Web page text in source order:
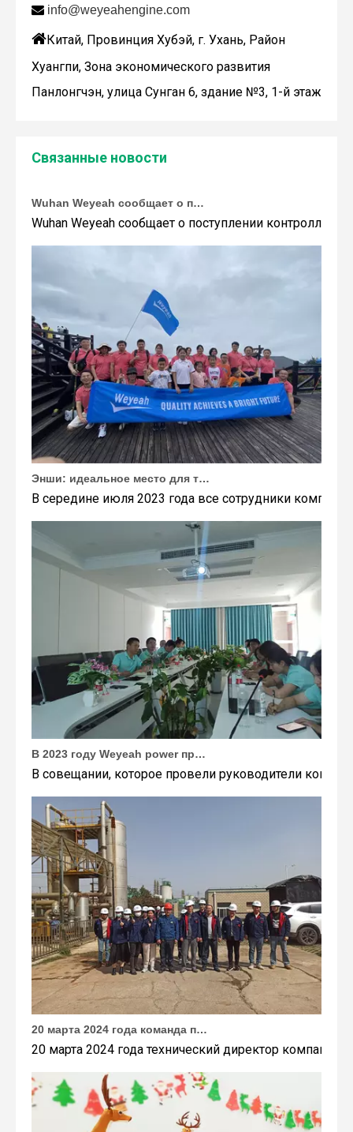
 info@weyeahengine.com
Китай, Провинция Хубэй, г. Ухань, Район
Хуангпи, Зона экономического развития
Панлонгчэн, улица Сунган 6, здание №3, 1-й этаж
Связанные новости
Wuhan Weyeah сообщает о поступлении
В середине июля 2023 года все сотрудники
В совещании, которое провели руководители
20 марта 2024 года технический директор